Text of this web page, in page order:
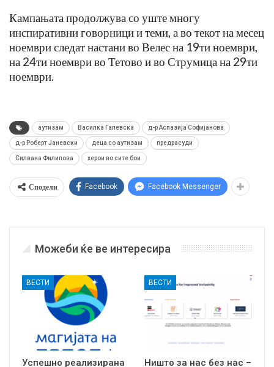
Кампањата продолжува со уште многу
инспиративни говорници и теми, а во текот на месец
ноември следат настани во Велес на 19ти ноември,
на 24ти ноември во Тетово и во Струмица на 29ти
ноември.
аутизам Василка Галевска д-р Аспазија Софијанова
д-р Роберт Јаневски деца со аутизам предрасуди
Силвана Филипова херои во сите бои
Сподели Facebook Facebook Messenger
Можеби ќе ве интересира
ВЕСТИ
Успешно реализирана
ВЕСТИ
Ништо за нас без нас –